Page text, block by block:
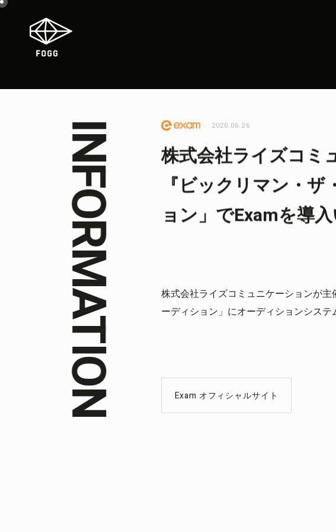
INFORMATION 2020.06.26
株式会社ライズコミ
『ビックリマン・
ョン」でExamを導
株式会社ライズコミュニケーションが
ーディション」にオーディションシステ
Exam オフィシャルサイト